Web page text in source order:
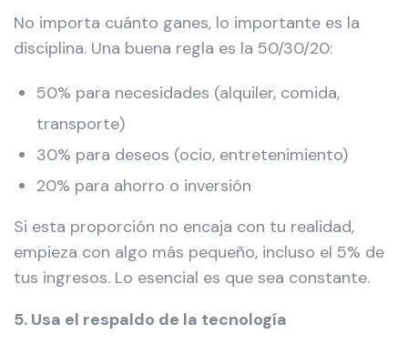
No importa cuánto ganes, lo importante es la
disciplina. Una buena regla es la 50/30/20:
50% para necesidades (alquiler, comida,
transporte)
30% para deseos (ocio, entretenimiento)
20% para ahorro o inversión
Si esta proporción no encaja con tu realidad,
empieza con algo más pequeño, incluso el 5% de
tus ingresos. Lo esencial es que sea constante.
5. Usa el respaldo de la tecnología